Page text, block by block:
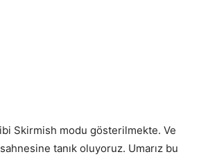
Skirmish modu gösterilmekte. Ve
tanık oluyoruz. Umarız bu